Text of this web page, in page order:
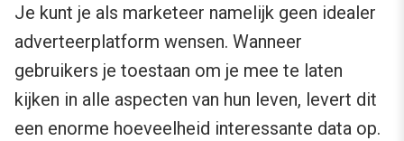
Je kunt je als marketeer namelijk geen idealer
adverteerplatform wensen. Wanneer
gebruikers je toestaan om je mee te laten
kijken in alle aspecten van hun leven, levert dit
een enorme hoeveelheid interessante data op.